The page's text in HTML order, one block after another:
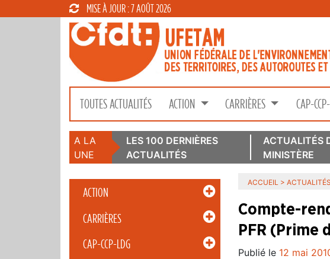
MISE À JOUR : 7 AOÛT 2026
TOUTES ACTUALITÉS ACTION CARRIÈRES CAP-
A LA
UNE
LES 100 DERNIÈRES
ACTUALITÉS
ACTUALITÉS
MINISTÈRE
ACTION
CARRIÈRES
CAP-CCP-LDG
ACCUEIL > ACTUALITÉS
Compte-
PFR
Publié le 12 mai